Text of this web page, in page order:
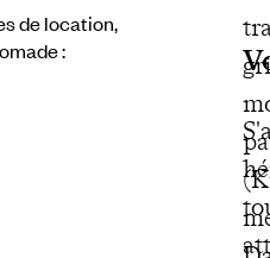
de location,
: